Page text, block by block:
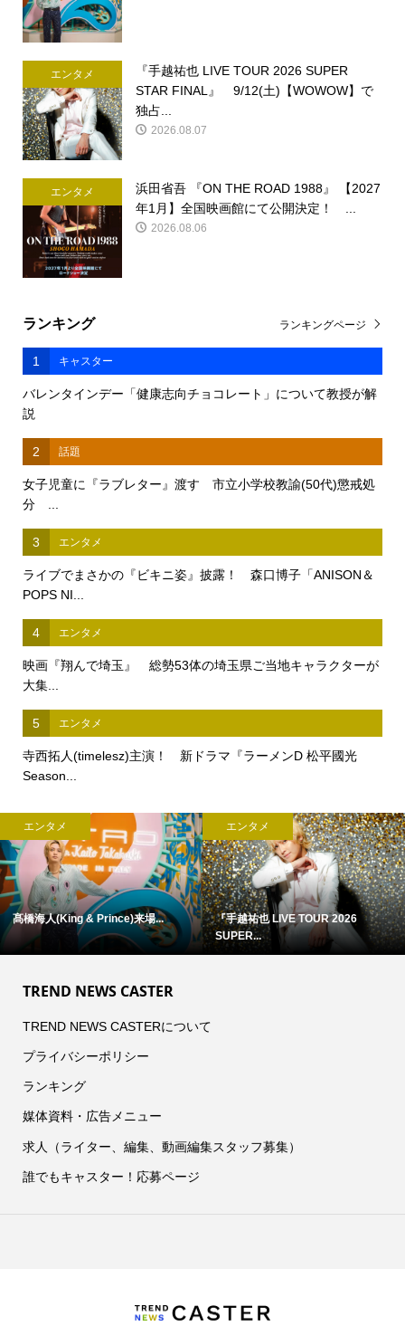
エンタメ
『手越祐也 LIVE TOUR 2026 SUPER
STAR FINAL』 9/12(土)【WOWOW】で
独占...
2026.08.07
エンタメ
浜田省吾 『ON THE ROAD 1988』 【2027
年1月】全国映画館にて公開決定！ ...
2026.08.06
ランキング
1 キャスター
バレンタインデー「健康志向チョコレート」について教授が解
説
2 話題
女子児童に『ラブレター』渡す 市立小学校教諭(50代)懲戒処
分 ...
3 エンタメ
ライブでまさかの『ビキニ姿』披露！ 森口博子「ANISON＆
POPS NI...
4 エンタメ
映画『翔んで埼玉』 総勢53体の埼玉県ご当地キャラクターが
大集...
5 エンタメ
寺西拓人(timelesz)主演！ 新ドラマ『ラーメンD 松平國光
Season...
ランキングページ
エンタメ
髙橋海人(King & Prince)来場...
エンタメ
『手越祐也 LIVE TOUR 2026
SUPER...
TREND NEWS CASTER
TREND NEWS CASTERについて
プライバシーポリシー
ランキング
媒体資料・広告メニュー
求人（ライター、編集、動画編集スタッフ募集）
誰でもキャスター！応募ページ